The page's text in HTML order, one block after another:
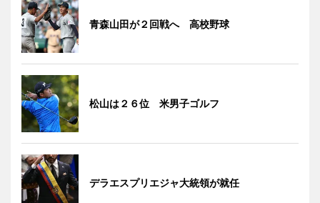
青森山田が２回戦へ 高校野球
松山は２６位 米男子ゴルフ
デラエスプリエジャ大統領が就任